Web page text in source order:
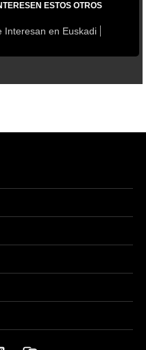
ESTOS OTROS
Interesan en Euskadi